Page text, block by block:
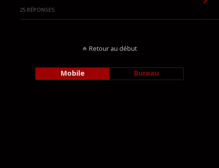
25 RÉPONSES
Retour au début
Mobile Bureau